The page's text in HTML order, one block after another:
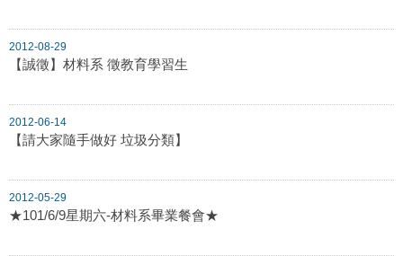
2012-08-29
【誠徵】材料系 徵教育學習生
2012-06-14
【請大家隨手做好 垃圾分類】
2012-05-29
★101/6/9星期六-材料系畢業餐會★